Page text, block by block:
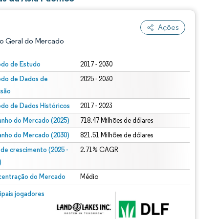
Ações
Geral do Mercado
de Estudo 2017 - 2030
de Dados de
2025 - 2030
de Dados Históricos 2017 - 2023
do Mercado (2025) 718.47 Milhões de dólares
do Mercado (2030) 821.51 Milhões de dólares
de crescimento (2025 -
2.71% CAGR
do Mercado Médio
jogadores
© Mordor Intelligence. O reuso requer atribuição conforme CC BY 4.0.
conforme CC BY 4.0.